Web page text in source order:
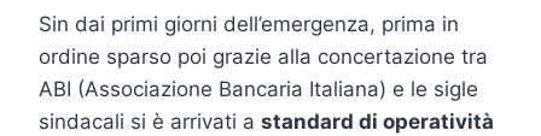
Sin dai primi giorni dell’emergenza, prima in
ordine sparso poi grazie alla concertazione tra
ABI (Associazione Bancaria Italiana) e le sigle
sindacali si è arrivati a standard di operatività